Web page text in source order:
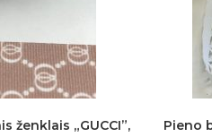
ženklais „GUCCI”,
Pieno